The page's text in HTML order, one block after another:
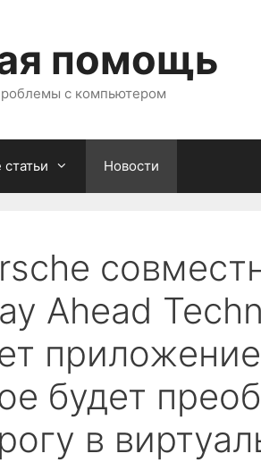
помощь
с компьютером
Новости
Ahead
будет
в